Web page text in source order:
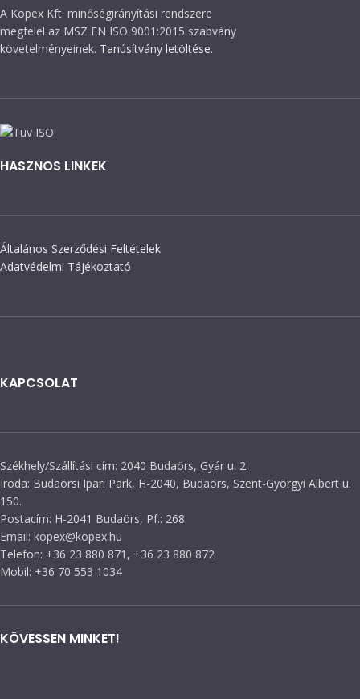
A Kopex Kft. minőségirányítási rendszere
megfelel az MSZ EN ISO 9001:2015 szabvány
követelményeinek. Tanúsítvány letöltése.
HASZNOS LINKEK
Általános Szerződési Feltételek
Adatvédelmi Tájékoztató
KAPCSOLAT
Székhely/Szállítási cím: 2040 Budaörs, Gyár u. 2.
Iroda: Budaörsi Ipari Park, H-2040, Budaörs, Szent-Györgyi Albert u.
150.
Postacím: H-2041 Budaörs, Pf.: 268.
Email: kopex@kopex.hu
Telefon: +36 23 880 871, +36 23 880 872
Mobil: +36 70 553 1034
KÖVESSEN MINKET!